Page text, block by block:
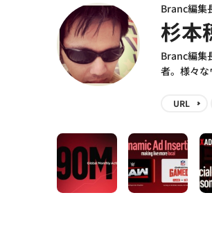
Branc編集
杉本
Branc編集
者。様々な
URL